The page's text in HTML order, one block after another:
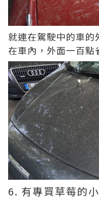
就連在駕駛中的車的
在車內，外面一百點
6. 有專買草莓的